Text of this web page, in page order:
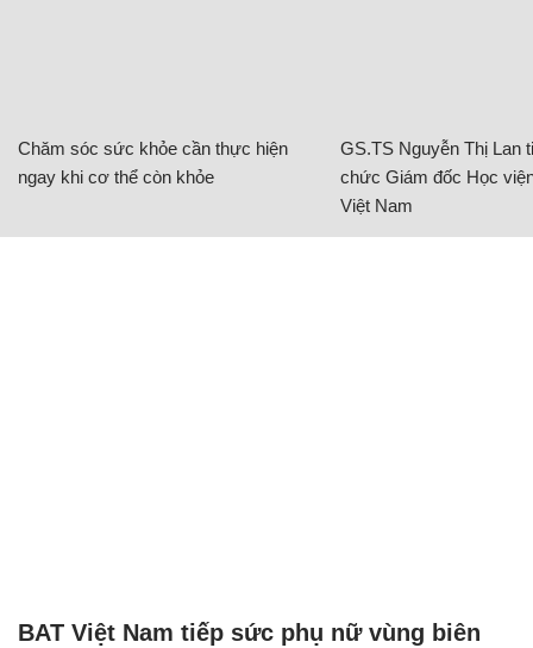
Chăm sóc sức khỏe cần thực hiện
ngay khi cơ thể còn khỏe
GS.TS Nguyễn Thị Lan
chức Giám đốc Học
Việt Nam
BAT Việt Nam tiếp sức phụ nữ vùng biên